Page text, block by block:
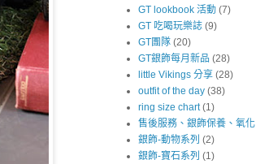
GT lookbook 活動 (7)
GT 吃喝玩樂誌 (9)
GT團隊 (20)
GT銀飾每月新品 (28)
little Vikings 分享 (28)
outfit of the day (38)
ring size chart (1)
售後服務、銀飾保養、氧化
銀飾-動物系列 (2)
銀飾-寶石系列 (1)